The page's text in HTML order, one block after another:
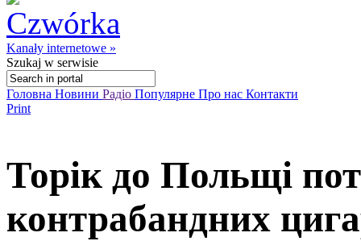
Kanały internetowe »
Szukaj w serwisie
Головна Новини Радіо Популярне Про нас Контакти
Print
Торік до Польщі
контрабандних